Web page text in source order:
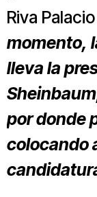
Riva
momento,
lleva la
por donde
colocando